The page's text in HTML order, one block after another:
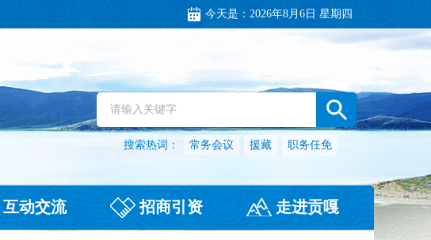
今天是： 2026年8月6日 星期四
搜索热词： 常务会议 援藏 职务任免
互动交流 招商引资 走进贡嘎